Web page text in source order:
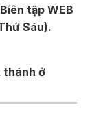
tập WEB
Sáu).
thánh ở